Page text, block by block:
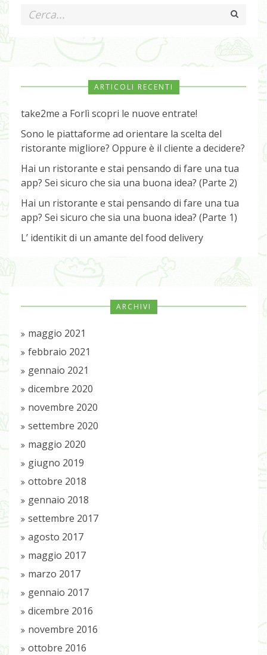
ARTICOLI RECENTI
take2me a Forlì scopri le nuove entrate!
Sono le piattaforme ad orientare la scelta del
ristorante migliore? Oppure è il cliente a decidere?
Hai un ristorante e stai pensando di fare una tua
app? Sei sicuro che sia una buona idea? (Parte 2)
Hai un ristorante e stai pensando di fare una tua
app? Sei sicuro che sia una buona idea? (Parte 1)
L’ identikit di un amante del food delivery
ARCHIVI
maggio 2021
febbraio 2021
gennaio 2021
dicembre 2020
novembre 2020
settembre 2020
maggio 2020
giugno 2019
ottobre 2018
gennaio 2018
settembre 2017
agosto 2017
maggio 2017
marzo 2017
gennaio 2017
dicembre 2016
novembre 2016
ottobre 2016